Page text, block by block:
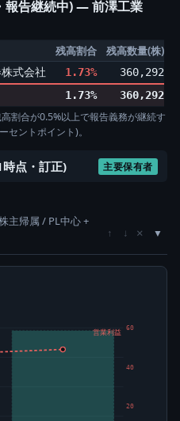
報告継続中) ― 前澤工業
残高割合 残高数量(株)
式会社 1.73% 360,292
1.73% 360,292
割合が0.5%以上で報告義務が継続す
セントポイント)。
点・訂正) 主要保有者
主帰属 / PL中心 +
↑ ↓ ×
20
40
60
営業利益